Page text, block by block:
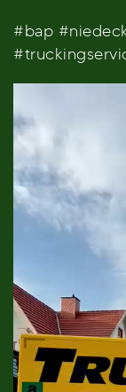
#bap
Player